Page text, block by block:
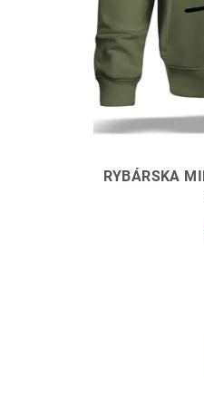
o
v
u
k
t
o
vRYBÁRSKA